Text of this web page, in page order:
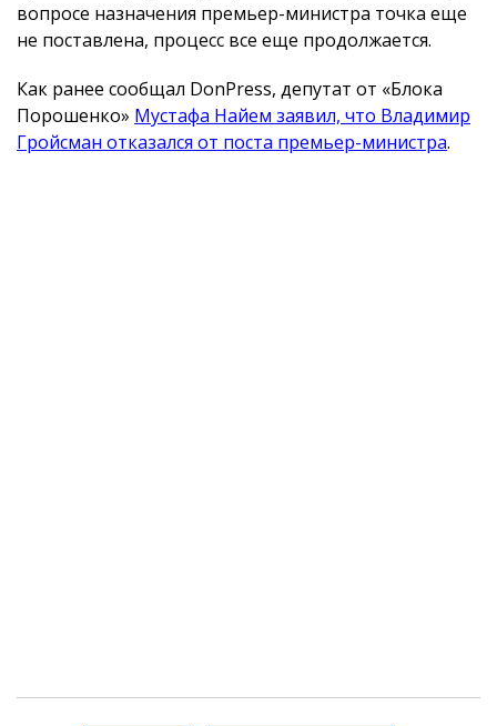
вопросе назначения премьер-министра точка еще
не поставлена, процесс все еще продолжается.
Как ранее сообщал DonPress, депутат от «Блока
Порошенко» Мустафа Найем заявил, что Владимир
Гройсман отказался от поста премьер-министра.